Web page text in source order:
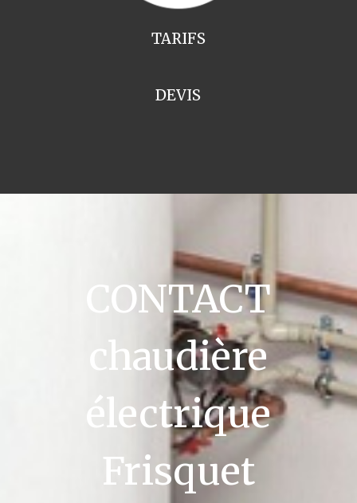
TARIFS
DEVIS
CONTACT
chaudière
électrique
Frisquet